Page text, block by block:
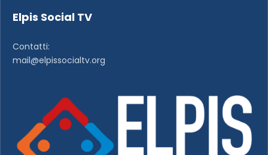
Elpis Social TV
Contatti:
mail@elpissocialtv.org